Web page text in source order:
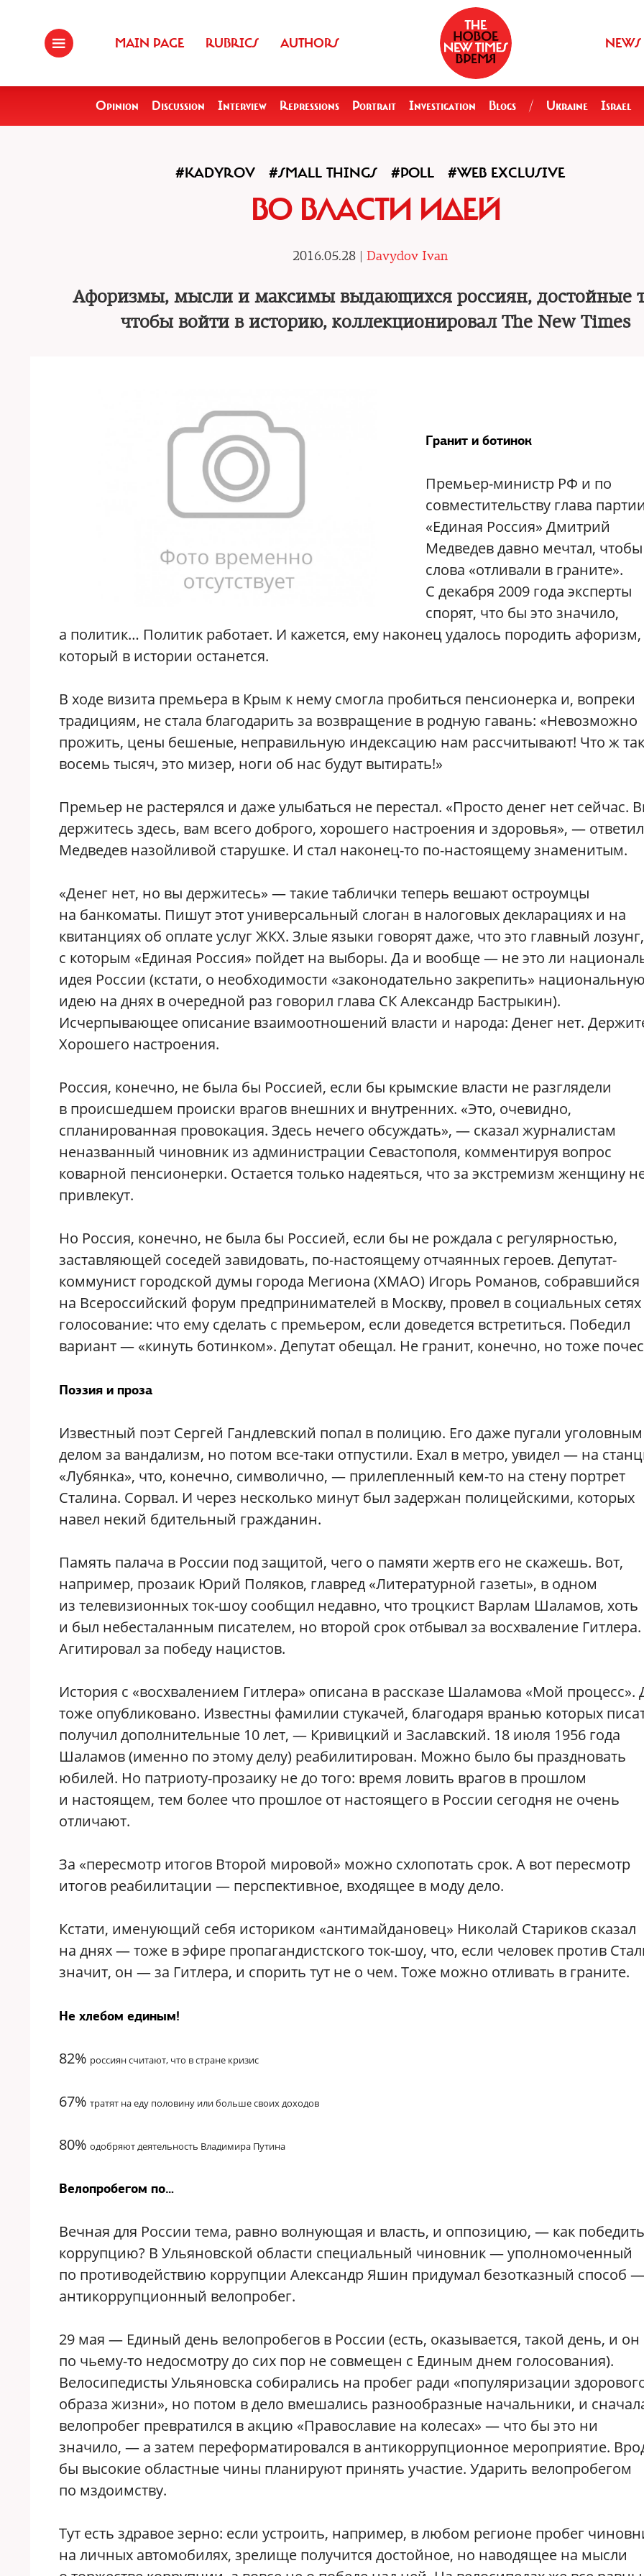
MAIN PAGE RUBRICS AUTHORS NEWS
Opinion Discussion Interview Repressions Portrait Investigation Blogs / Ukraine Israel
#KADYROV #SMALL THINGS #POLL #WEB EXCLUSIVE
ВО ВЛАСТИ ИДЕЙ
2016.05.28 | Davydov Ivan
Афоризмы, мысли и максимы выдающихся россиян, достойные
чтобы войти в историю, коллекционировал The New Times
Гранит и ботинок
Премьер-министр РФ и по
совместительству глава партии
«Единая Россия» Дмитрий
Медведев давно мечтал, чтобы
слова «отливали в граните».
С декабря 2009 года эксперты
спорят, что бы это значило,
а политик… Политик работает. И кажется, ему наконец удалось породить афоризм,
который в истории останется.
В ходе визита премьера в Крым к нему смогла пробиться пенсионерка и, вопреки
традициям, не стала благодарить за возвращение в родную гавань: «Невозможно
прожить, цены бешеные, неправильную индексацию нам рассчитывают! Что ж
восемь тысяч, это мизер, ноги об нас будут вытирать!»
Премьер не растерялся и даже улыбаться не перестал. «Просто денег нет сейчас.
держитесь здесь, вам всего доброго, хорошего настроения и здоровья», — ответил
Медведев назойливой старушке. И стал наконец-то по-настоящему знаменитым.
«Денег нет, но вы держитесь» — такие таблички теперь вешают остроумцы
на банкоматы. Пишут этот универсальный слоган в налоговых декларациях и на
квитанциях об оплате услуг ЖКХ. Злые языки говорят даже, что это главный лозунг,
с которым «Единая Россия» пойдет на выборы. Да и вообще — не это ли
идея России (кстати, о необходимости «законодательно закрепить» национальную
идею на днях в очередной раз говорил глава СК Александр Бастрыкин).
Исчерпывающее описание взаимоотношений власти и народа: Денег нет.
Хорошего настроения.
Россия, конечно, не была бы Россией, если бы крымские власти не разглядели
в происшедшем происки врагов внешних и внутренних. «Это, очевидно,
спланированная провокация. Здесь нечего обсуждать», — сказал журналистам
неназванный чиновник из администрации Севастополя, комментируя вопрос
коварной пенсионерки. Остается только надеяться, что за экстремизм женщину
привлекут.
Но Россия, конечно, не была бы Россией, если бы не рождала с регулярностью,
заставляющей соседей завидовать, по-настоящему отчаянных героев. Депутат-
коммунист городской думы города Мегиона (ХМАО) Игорь Романов, собравшийся
на Всероссийский форум предпринимателей в Москву, провел в социальных сетях
голосование: что ему сделать с премьером, если доведется встретиться. Победил
вариант — «кинуть ботинком». Депутат обещал. Не гранит, конечно, но тоже
Поэзия и проза
Известный поэт Сергей Гандлевский попал в полицию. Его даже пугали уголовным
делом за вандализм, но потом все-таки отпустили. Ехал в метро, увидел — на
«Лубянка», что, конечно, символично, — прилепленный кем-то на стену портрет
Сталина. Сорвал. И через несколько минут был задержан полицейскими, которых
навел некий бдительный гражданин.
Память палача в России под защитой, чего о памяти жертв его не скажешь. Вот,
например, прозаик Юрий Поляков, главред «Литературной газеты», в одном
из телевизионных ток-шоу сообщил недавно, что троцкист Варлам Шаламов, хоть
и был небесталанным писателем, но второй срок отбывал за восхваление Гитлера.
Агитировал за победу нацистов.
История с «восхвалением Гитлера» описана в рассказе Шаламова «Мой процесс».
тоже опубликовано. Известны фамилии стукачей, благодаря вранью которых
получил дополнительные 10 лет, — Кривицкий и Заславский. 18 июля 1956 года
Шаламов (именно по этому делу) реабилитирован. Можно было бы праздновать
юбилей. Но патриоту-прозаику не до того: время ловить врагов в прошлом
и настоящем, тем более что прошлое от настоящего в России сегодня не очень
отличают.
За «пересмотр итогов Второй мировой» можно схлопотать срок. А вот пересмотр
итогов реабилитации — перспективное, входящее в моду дело.
Кстати, именующий себя историком «антимайдановец» Николай Стариков сказал
на днях — тоже в эфире пропагандистского ток-шоу, что, если человек против
значит, он — за Гитлера, и спорить тут не о чем. Тоже можно отливать в граните.
Не хлебом единым!
82% россиян считают, что в стране кризис
67% тратят на еду половину или больше своих доходов
80% одобряют деятельность Владимира Путина
Велопробегом по…
Вечная для России тема, равно волнующая и власть, и оппозицию, — как победить
коррупцию? В Ульяновской области специальный чиновник — уполномоченный
по противодействию коррупции Александр Яшин придумал безотказный способ —
антикоррупционный велопробег.
29 мая — Единый день велопробегов в России (есть, оказывается, такой день, и он
по чьему-то недосмотру до сих пор не совмещен с Единым днем голосования).
Велосипедисты Ульяновска собирались на пробег ради «популяризации
образа жизни», но потом в дело вмешались разнообразные начальники, и
велопробег превратился в акцию «Православие на колесах» — что бы это ни
значило, — а затем переформатировался в антикоррупционное мероприятие.
бы высокие областные чины планируют принять участие. Ударить велопробегом
по мздоимству.
Тут есть здравое зерно: если устроить, например, в любом регионе пробег
на личных автомобилях, зрелище получится достойное, но наводящее на мысли